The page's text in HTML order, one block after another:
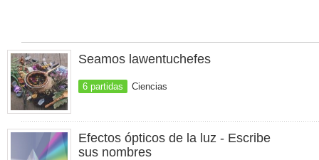
Seamos lawentuchefes
6 partidas Ciencias
Efectos ópticos de la luz - Escribe
sus nombres